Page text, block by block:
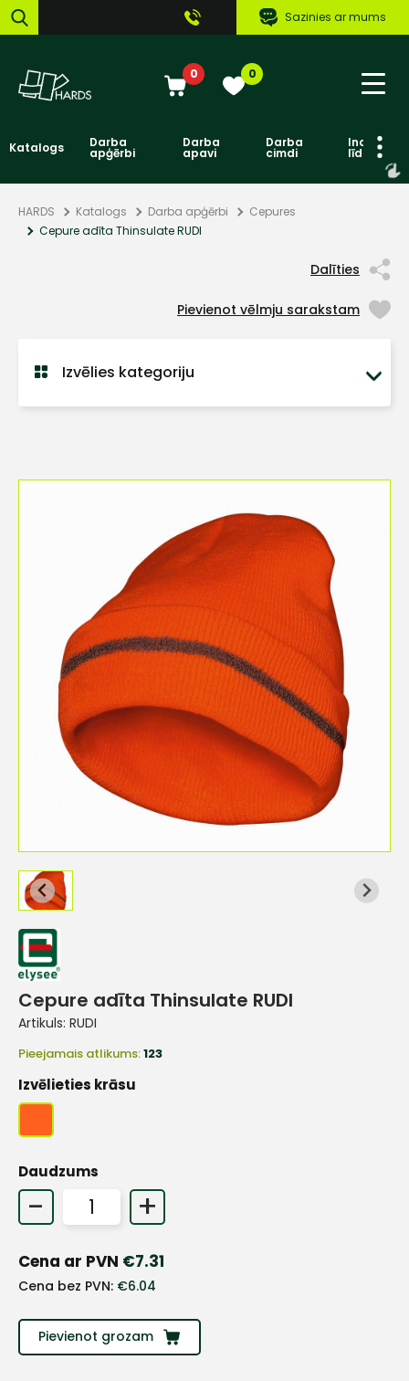
Sazinies ar mums
0 0
Katalogs Darba
apģērbi
Darba
apavi
Darba
cimdi līdzekļi
HARDS Katalogs Darba apģērbi
Cepures
Cepure adīta Thinsulate RUDI
Dalīties
Pievienot vēlmju sarakstam
Izvēlies kategoriju
Cepure adīta Thinsulate RUDI
Artikuls: RUDI
Pieejamais atlikums:123
Izvēlieties krāsu
Daudzums
- +
Cena ar PVN €7.31
Cena bez PVN: €6.04
Pievienot grozam
+